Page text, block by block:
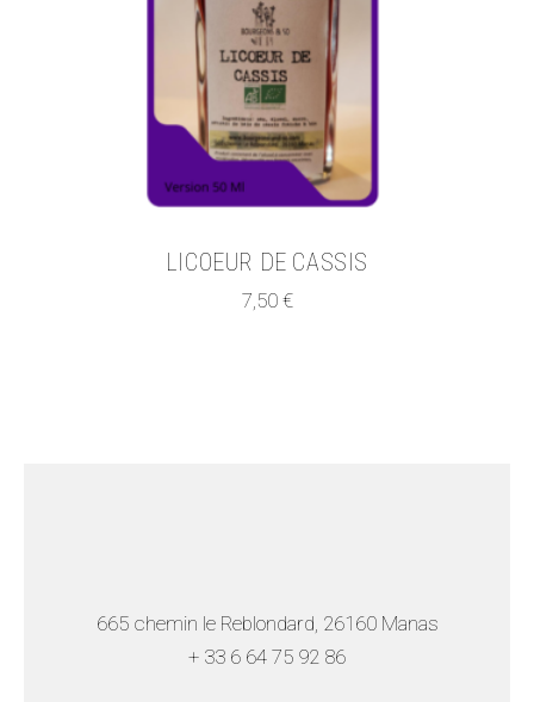
LICOEUR DE CASSIS
7,50 €
665 chemin le Reblondard, 26160 Manas
+ 33 6 64 75 92 86